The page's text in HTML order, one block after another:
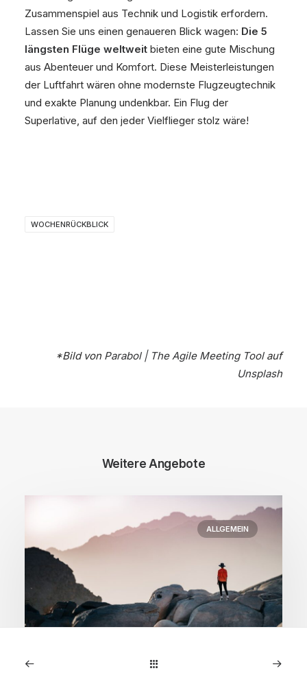
Zusammenspiel aus Technik und Logistik erfordern.
Lassen Sie uns einen genaueren Blick wagen: Die 5
längsten Flüge weltweit bieten eine gute Mischung
aus Abenteuer und Komfort. Diese Meisterleistungen
der Luftfahrt wären ohne modernste Flugzeugtechnik
und exakte Planung undenkbar. Ein Flug der
Superlative, auf den jeder Vielflieger stolz wäre!
WOCHENRÜCKBLICK
*Bild von Parabol | The Agile Meeting Toolauf
Unsplash
Weitere Angebote
ALLGEMEIN